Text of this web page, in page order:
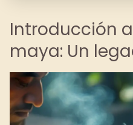
Introducción
maya: Un